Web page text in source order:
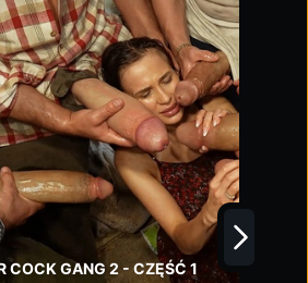
COCK GANG 2 - CZĘŚĆ 1